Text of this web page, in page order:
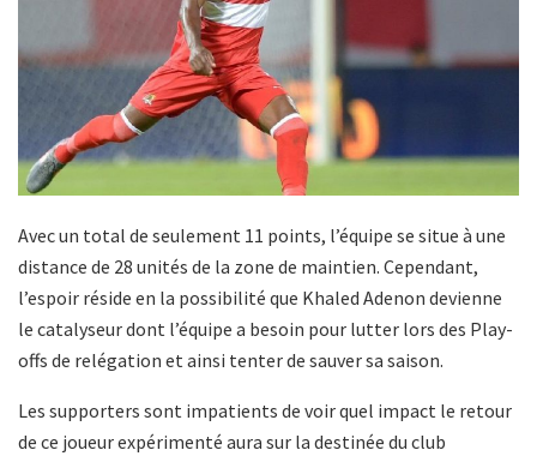
Avec un total de seulement 11 points, l’équipe se situe à une
distance de 28 unités de la zone de maintien. Cependant,
l’espoir réside en la possibilité que Khaled Adenon devienne
le catalyseur dont l’équipe a besoin pour lutter lors des Play-
offs de relégation et ainsi tenter de sauver sa saison.
Les supporters sont impatients de voir quel impact le retour
de ce joueur expérimenté aura sur la destinée du club